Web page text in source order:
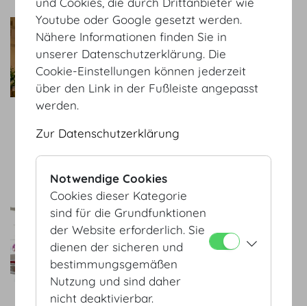
blumenkultur
Professionalität, Originalität
und Individualität diese drei
Aspekte stehen bei uns im
Vordergrund. Wir bieten
Beratungsgespräch der
Blüten bis zum Abbau nach
zum Service Partner
DOLL's Blumen
en gros & en detail - Es sind
die großen Blumen-
Arrangements, die
Menschen in Staunen
versetzen und es sind die
Youtube oder Google gesetzt werden.
Nähere Informationen finden Sie in
unserer Datenschutzerklärung. Die
Cookie-Einstellungen können jederzeit
über den Link in der Fußleiste angepasst
werden.
Zur Datenschutzerklärung
Notwendige Cookies
Cookies dieser Kategorie
sind für die Grundfunktionen
der Website erforderlich. Sie
dienen der sicheren und
bestimmungsgemäßen
Nutzung und sind daher
nicht deaktivierbar.